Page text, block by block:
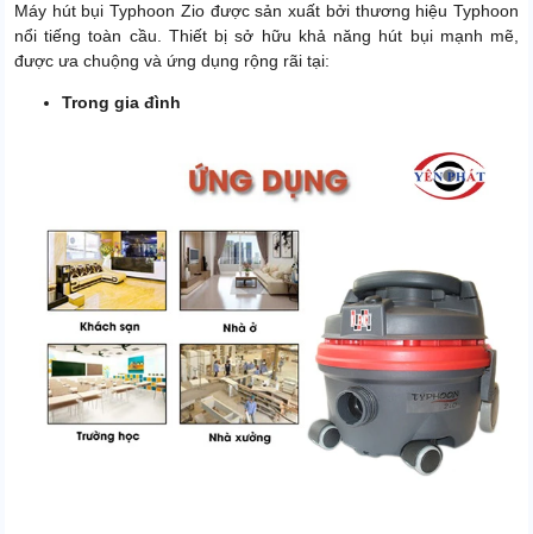
Máy hút bụi Typhoon Zio được sản xuất bởi thương hiệu Typhoon
nổi tiếng toàn cầu. Thiết bị sở hữu khả năng hút bụi mạnh mẽ,
được ưa chuộng và ứng dụng rộng rãi tại:
Trong gia đình